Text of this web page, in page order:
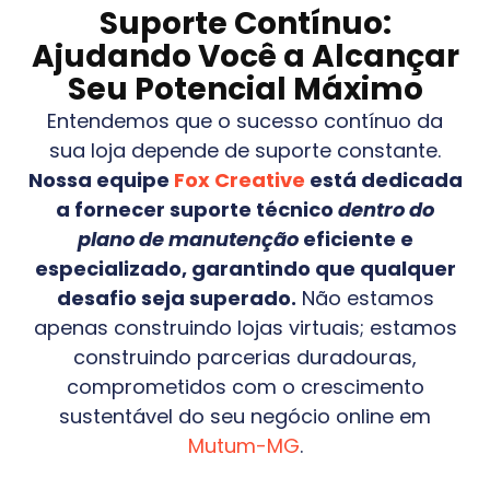
Suporte Contínuo:
Ajudando Você a Alcançar
Seu Potencial Máximo
Entendemos que o sucesso contínuo da
sua loja depende de suporte constante.
Nossa equipe Fox Creative está dedicada
a fornecer suporte técnico dentro do
plano de manutençãoeficiente e
especializado, garantindo que qualquer
desafio seja superado. Não estamos
apenas construindo lojas virtuais; estamos
construindo parcerias duradouras,
comprometidos com o crescimento
sustentável do seu negócio online em
Mutum-MG.